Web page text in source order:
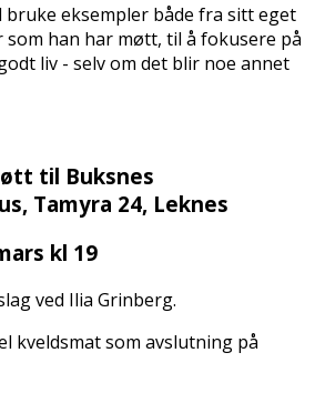
bruke eksempler både fra sitt eget
som han har møtt, til å fokusere på
liv - selv om det blir noe annet
til Buksnes
Tamyra 24, Leknes
kl 19
ved Ilia Grinberg.
kveldsmat som avslutning på